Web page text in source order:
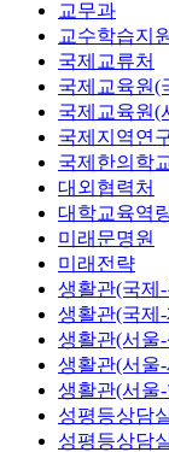
교무과
교수학습지
국제교류처
국제교육원(
국제교육원(
국제지역연
국제한의학
대외협력처
대학교육역
미래문명원
미래전략
생활관(국제
생활관(국제
생활관(서울
생활관(서울
생활관(서울
성평등상담
성평등상담